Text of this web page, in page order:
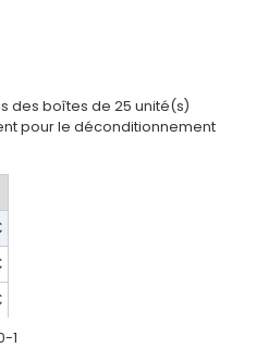
des boîtes de 25 unité(s)
pour le déconditionnement
1